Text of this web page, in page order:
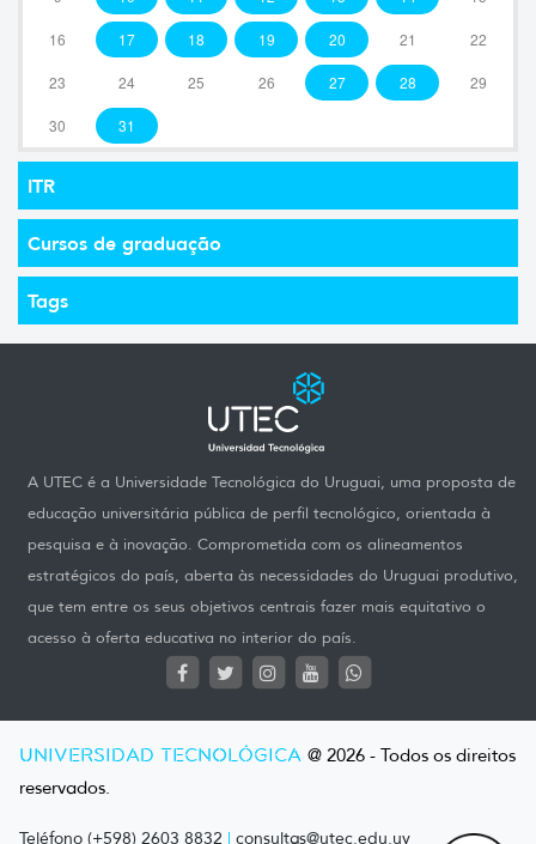
16 17 18 19 20 21 22
23 24 25 26 27 28 29
30 31
ITR
Cursos de graduação
Tags
A UTEC é a Universidade Tecnológica do Uruguai, uma proposta de
educação universitária pública de perfil tecnológico, orientada à
pesquisa e à inovação. Comprometida com os alineamentos
estratégicos do país, aberta às necessidades do Uruguai produtivo,
que tem entre os seus objetivos centrais fazer mais equitativo o
acesso à oferta educativa no interior do país.
UNIVERSIDAD TECNOLÓGICA @ 2026 - Todos os direitos
reservados.
Teléfono (+598) 2603 8832 | consultas@utec.edu.uy